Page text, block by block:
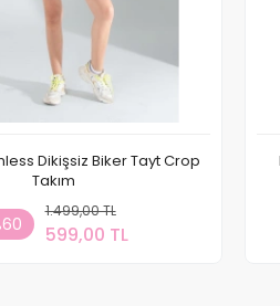
Dikişsiz Biker Tayt Crop
Takım
1.499,00 TL
599,00 TL
Sepete Ekle